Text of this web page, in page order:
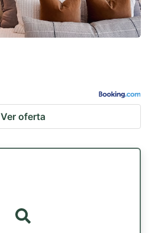
Ver oferta